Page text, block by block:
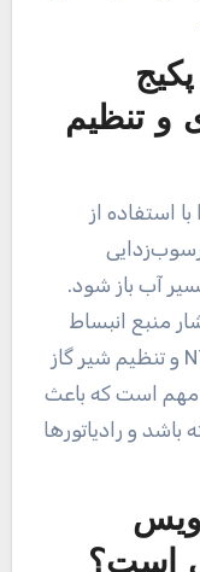
و تنظیم
استفاده از
آب باز شود.
منبع انبساط
انجام می‌گیرد. بررسی سنسورهای NTC و تنظیم شیر گاز
مهم است که باعث
و رادیاتورها
است؟